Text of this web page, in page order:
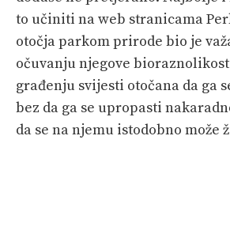
to učiniti na web stranicama
otočja parkom prirode bio je
očuvanju njegove
građenju svijesti otočana da ga
bez da ga se upropasti
da se na njemu istodobno može